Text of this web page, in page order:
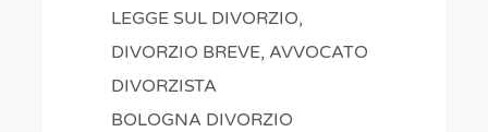
LEGGE SUL DIVORZIO,
DIVORZIO BREVE, AVVOCATO
DIVORZISTA
BOLOGNA DIVORZIO